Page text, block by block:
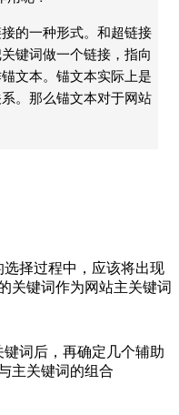
的一种形式。和超链接
键词做一个链接，指向
文本。锚文本实际上是
。那么锚文本对于网站
择过程中，应该将出现
关键词作为网站主关键词
词后，再确定几个辅助
主关键词的组合